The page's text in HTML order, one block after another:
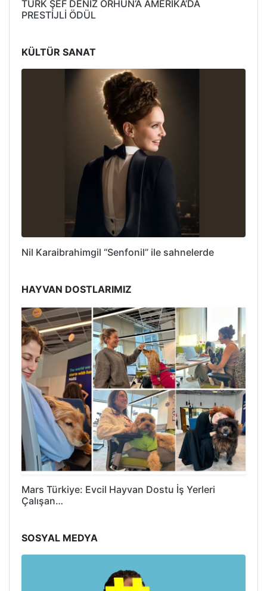
TÜRK ŞEF DENİZ ORHUN’A AMERİKA’DA
PRESTİJLİ ÖDÜL
KÜLTÜR SANAT
Nil Karaibrahimgil “Senfonil” ile sahnelerde
HAYVAN DOSTLARIMIZ
Mars Türkiye: Evcil Hayvan Dostu İş Yerleri
Çalışan…
SOSYAL MEDYA